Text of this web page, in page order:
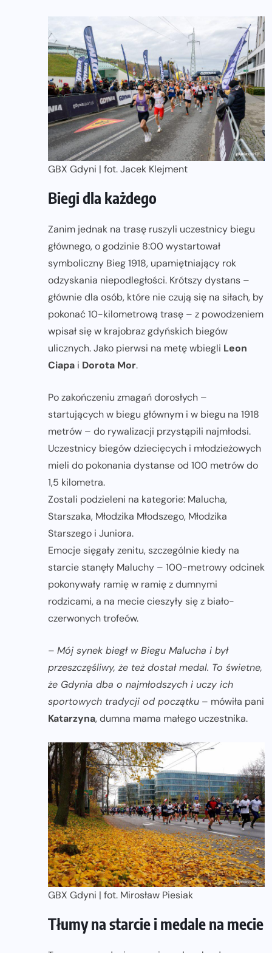
GBX Gdyni | fot. Jacek Klejment
Biegi dla każdego
Zanim jednak na trasę ruszyli uczestnicy biegu
głównego, o godzinie 8:00 wystartował
symboliczny Bieg 1918, upamiętniający rok
odzyskania niepodległości. Krótszy dystans –
głównie dla osób, które nie czują się na siłach, by
pokonać 10-kilometrową trasę – z powodzeniem
wpisał się w krajobraz gdyńskich biegów
ulicznych. Jako pierwsi na metę wbiegli Leon
Ciapa i Dorota Mor.
Po zakończeniu zmagań dorosłych –
startujących w biegu głównym i w biegu na 1918
metrów – do rywalizacji przystąpili najmłodsi.
Uczestnicy biegów dziecięcych i młodzieżowych
mieli do pokonania dystanse od 100 metrów do
1,5 kilometra.
Zostali podzieleni na kategorie: Malucha,
Starszaka, Młodzika Młodszego, Młodzika
Starszego i Juniora.
Emocje sięgały zenitu, szczególnie kiedy na
starcie stanęły Maluchy – 100-metrowy odcinek
pokonywały ramię w ramię z dumnymi
rodzicami, a na mecie cieszyły się z biało-
czerwonych trofeów.
– Mój synek biegł w Biegu Malucha i był
przeszczęśliwy, że też dostał medal. To świetne,
że Gdynia dba o najmłodszych i uczy ich
sportowych tradycji od początku – mówiła pani
Katarzyna, dumna mama małego uczestnika.
GBX Gdyni | fot. Mirosław Piesiak
Tłumy na starcie i medale na mecie